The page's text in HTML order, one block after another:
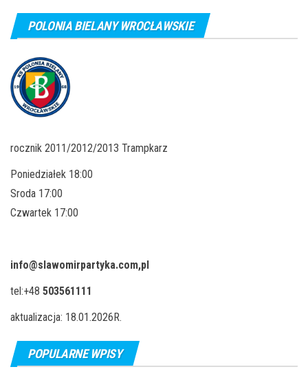
POLONIA BIELANY WROCŁAWSKIE
rocznik 2011/2012/2013 Trampkarz
Poniedziałek 18:00
Sroda 17:00
Czwartek 17:00
info@slawomirpartyka.com,pl
tel:+48 503561111
aktualizacja: 18.01.2026R.
POPULARNE WPISY